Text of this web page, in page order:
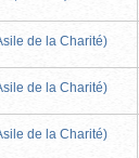
de la Charité)
de la Charité)
de la Charité)